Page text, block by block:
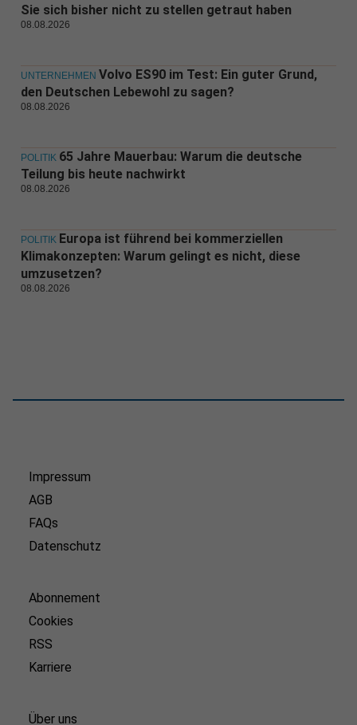
Sie sich bisher nicht zu stellen getraut haben
08.08.2026
UNTERNEHMEN Volvo ES90 im Test: Ein guter Grund,
den Deutschen Lebewohl zu sagen?
08.08.2026
POLITIK 65 Jahre Mauerbau: Warum die deutsche
Teilung bis heute nachwirkt
08.08.2026
POLITIK Europa ist führend bei kommerziellen
Klimakonzepten: Warum gelingt es nicht, diese
umzusetzen?
08.08.2026
Impressum
AGB
FAQs
Datenschutz
Abonnement
Cookies
RSS
Karriere
Über uns